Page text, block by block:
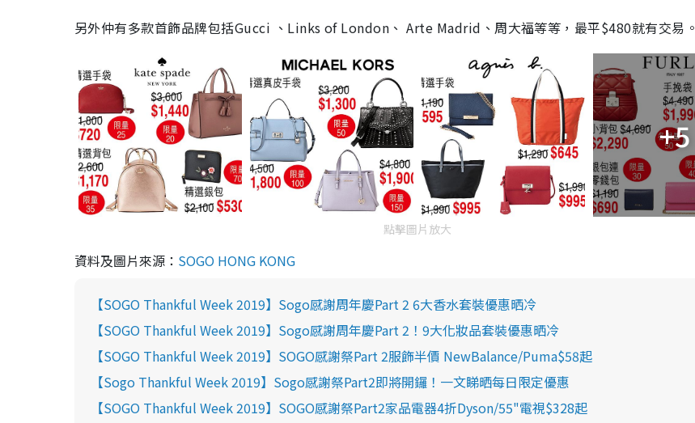
另外仲有多款首飾品牌包括Gucci 、Links of London、 Arte Madrid、周大福等等，最平$480就有交易。
+5
點擊圖片放大
資料及圖片來源： SOGO HONG KONG
【SOGO Thankful Week 2019】Sogo感謝周年慶Part 2 6大香水套裝優惠晒冷
【SOGO Thankful Week 2019】Sogo感謝周年慶Part 2！9大化妝品套裝優惠晒冷
【SOGO Thankful Week 2019】SOGO感謝祭Part 2服飾半價 NewBalance/Puma$58起
【Sogo Thankful Week 2019】Sogo感謝祭Part2即將開鑼！一文睇晒每日限定優惠
【SOGO Thankful Week 2019】SOGO感謝祭Part2家品電器4折Dyson/55"電視$328起